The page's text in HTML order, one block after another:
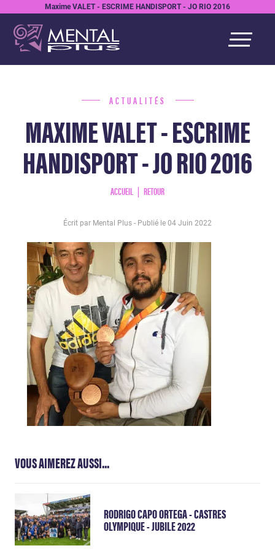
Maxime VALET - ESCRIME HANDISPORT - JO RIO 2016
ACTUALITÉS
MAXIME VALET - ESCRIME
HANDISPORT - JO RIO 2016
ACCUEIL RETOUR
Écrit par Mental Plus - Publié le 04 Juin 2022
VOUS AIMEREZ AUSSI...
RODRIGO CAPO ORTEGA - CASTRES
OLYMPIQUE - JUBILE 2022